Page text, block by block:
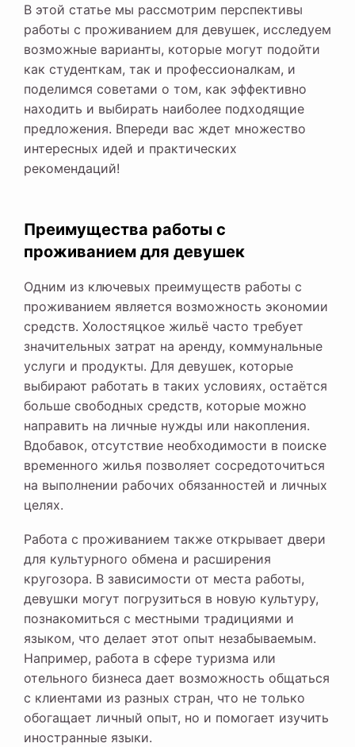
В этой статье мы рассмотрим перспективы
работы с проживанием для девушек, исследуем
возможные варианты, которые могут подойти
как студенткам, так и профессионалкам, и
поделимся советами о том, как эффективно
находить и выбирать наиболее подходящие
предложения. Впереди вас ждет множество
интересных идей и практических
рекомендаций!
Преимущества работы с
проживанием для девушек
Одним из ключевых преимуществ работы с
проживанием является возможность экономии
средств. Холостяцкое жильё часто требует
значительных затрат на аренду, коммунальные
услуги и продукты. Для девушек, которые
выбирают работать в таких условиях, остаётся
больше свободных средств, которые можно
направить на личные нужды или накопления.
Вдобавок, отсутствие необходимости в поиске
временного жилья позволяет сосредоточиться
на выполнении рабочих обязанностей и личных
целях.
Работа с проживанием также открывает двери
для культурного обмена и расширения
кругозора. В зависимости от места работы,
девушки могут погрузиться в новую культуру,
познакомиться с местными традициями и
языком, что делает этот опыт незабываемым.
Например, работа в сфере туризма или
отельного бизнеса дает возможность общаться
с клиентами из разных стран, что не только
обогащает личный опыт, но и помогает изучить
иностранные языки.